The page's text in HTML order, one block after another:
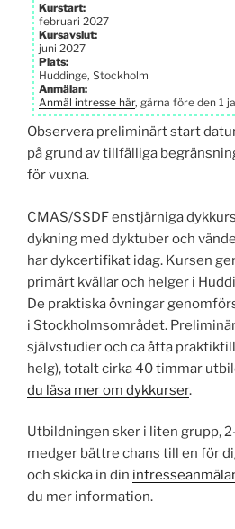
Kurstart:
februari 2027
Kursavslut:
juni 2027
Plats:
Huddinge, Stockholm
Anmälan:
Anmäl intresse här, gärna före den 1
Observera preliminärt start
på grund av tillfälliga
för vuxna.
CMAS/SSDF enstjärniga
dykning med dyktuber och
har dykcertifikat idag. Kursen
primärt kvällar och helger i
De praktiska övningar
i Stockholms­området.
självstudier och ca åtta
helg), totalt cirka 40 timmar
du läsa mer om dykkurser.
Utbildningen sker i liten grupp,
medger bättre chans till en för
och skicka in din
du mer information.